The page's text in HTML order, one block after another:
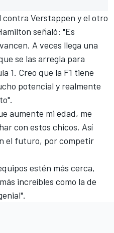
contra Verstappen y el otro
señaló: "Es
A veces llega una
se las arregla para
1. Creo que la F1 tiene
potencial y realmente
aumente mi edad, me
con estos chicos. Así
el futuro, por competir
estén más cerca,
increíbles como la de